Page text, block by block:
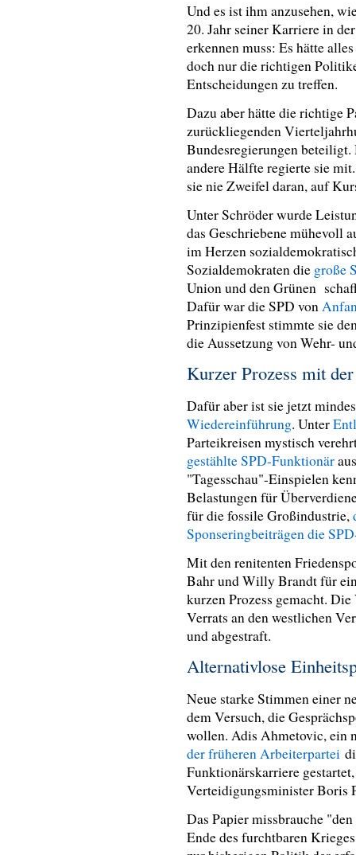
Und es ist ihm anzusehen,
20. Jahr seiner Karriere in
erkennen muss: Es hätte
doch nur die richtigen
Entscheidungen zu treffen.
Dazu aber hätte die richtige
zurückliegenden
Bundesregierungen
andere Hälfte regierte sie
sie nie Zweifel daran, auf
Unter Schröder wurde
das Geschriebene mühevoll
im Herzen
Sozialdemokraten die große
Union und den Grünen
Dafür war die SPD von
Prinzipienfest stimmte sie
die Aussetzung von Wehr-
Kurzer Prozess mit
Dafür aber ist sie jetzt
Wiedereinführung. Unter
Parteikreisen mystisch
gestählte SPD-Funktionär
"Tagesschau"-Einspielen
Belastungen für
für die fossile Großindustrie,
Sponseringbeiträgen die
Mit den renitenten
Bahr und Willy Brandt für
kurzen Prozess gemacht.
Verrats an den westlichen
und abgestraft.
Alternativlose
Neue starke Stimmen einer
dem Versuch, die
wollen. Adis Ahmetovic, ein
der früheren Arbeiterpartei
Funktionärskarriere
Verteidigungsminister Boris
Das Papier missbrauche
Ende des furchtbaren